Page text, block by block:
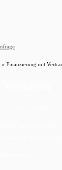
» Finanzierung mit